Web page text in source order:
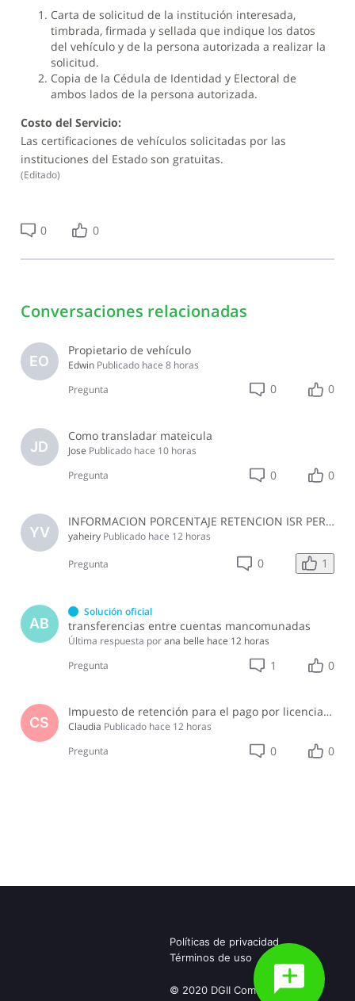
Carta de solicitud de la institución interesada,
timbrada, firmada y sellada que indique los datos
del vehículo y de la persona autorizada a realizar la
solicitud.
Copia de la Cédula de Identidad y Electoral de
ambos lados de la persona autorizada.
Costo del Servicio:
Las certificaciones de vehículos solicitadas por las
instituciones del Estado son gratuitas.
(Editado)
0 0
Conversaciones relacionadas
EO
Propietario de vehículo
Edwin Publicado hace 8 horas
Pregunta
0 0
JD
Como transladar mateicula
Jose Publicado hace 10 horas
Pregunta
0 0
YV
INFORMACION PORCENTAJE RETENCION ISR PERSONAS NO PROFESIONALES, EMPRESA JURIDICA NO DEL SECTOR CONSTRUCCION JULIO 2026
yaheiry Publicado hace 12 horas
Pregunta 0 1
AB
Solución oficial
transferencias entre cuentas mancomunadas
Última respuesta porana belle hace 12 horas
Pregunta
1 0
CS
Impuesto de retención para el pago por licencia de software y soporte de software ?
Claudia Publicado hace 12 horas
Pregunta
0 0
Políticas de privacidad
Términos de uso
© 2020 DGII Community